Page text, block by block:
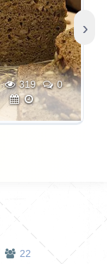
319 0
›
22